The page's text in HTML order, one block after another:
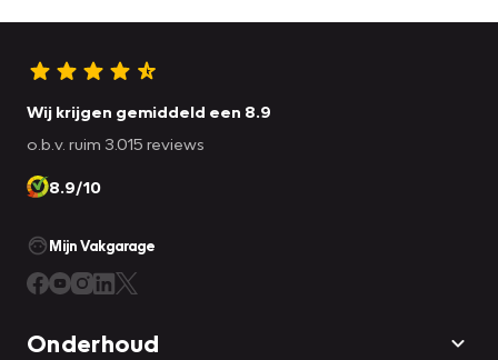
Wij krijgen gemiddeld een 8.9
o.b.v. ruim 3.015 reviews
8.9/10
Mijn Vakgarage
Onderhoud